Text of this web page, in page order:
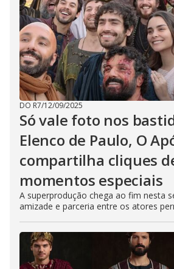
DO R7/12/09/2025
Só vale foto nos
Elenco de Paulo, O
compartilha cliques
momentos especiais
A superprodução chega ao fim nesta
amizade e parceria entre os atores